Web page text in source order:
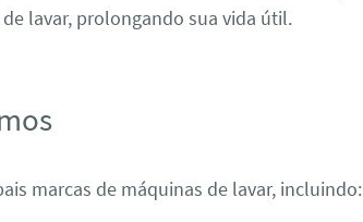
lavar, prolongando sua vida útil.
marcas de máquinas de lavar, incluindo: